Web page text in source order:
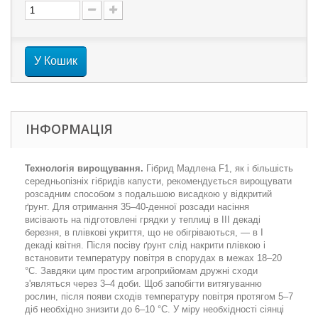
У Кошик
ІНФОРМАЦІЯ
Технологія вирощування. Гібрид Мадлена F1, як і більшість
середньопізніх гібридів капусти, рекомендується вирощувати
розсадним способом з подальшою висадкою у відкритий
ґрунт. Для отримання 35–40-денної розсади насіння
висівають на підготовлені грядки у теплиці в ІІІ декаді
березня, в плівкові укриття, що не обігріваються, — в І
декаді квітня. Після посіву ґрунт слід накрити плівкою і
встановити температуру повітря в спорудах в межах 18–20
°С. Завдяки цим простим агроприйомам дружні сходи
з'являться через 3–4 доби. Щоб запобігти витягуванню
рослин, після появи сходів температуру повітря протягом 5–7
діб необхідно знизити до 6–10 °С. У міру необхідності сіянці